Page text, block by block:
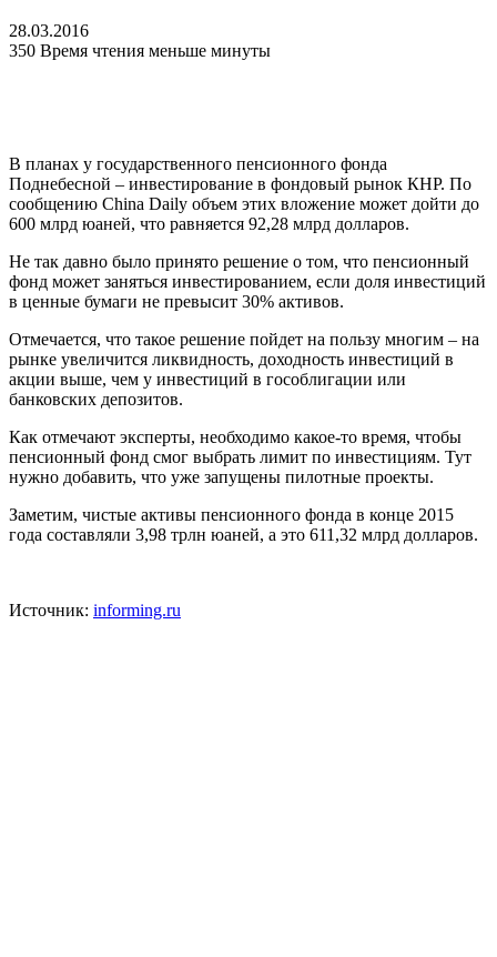
28.03.2016
350 Время чтения меньше минуты
В планах у государственного пенсионного фонда
Поднебесной – инвестирование в фондовый рынок КНР. По
сообщению China Daily объем этих вложение может дойти до
600 млрд юаней, что равняется 92,28 млрд долларов.
Не так давно было принято решение о том, что пенсионный
фонд может заняться инвестированием, если доля инвестиций
в ценные бумаги не превысит 30% активов.
Отмечается, что такое решение пойдет на пользу многим – на
рынке увеличится ликвидность, доходность инвестиций в
акции выше, чем у инвестиций в гособлигации или
банковских депозитов.
Как отмечают эксперты, необходимо какое-то время, чтобы
пенсионный фонд смог выбрать лимит по инвестициям. Тут
нужно добавить, что уже запущены пилотные проекты.
Заметим, чистые активы пенсионного фонда в конце 2015
года составляли 3,98 трлн юаней, а это 611,32 млрд долларов.
Источник: informing.ru